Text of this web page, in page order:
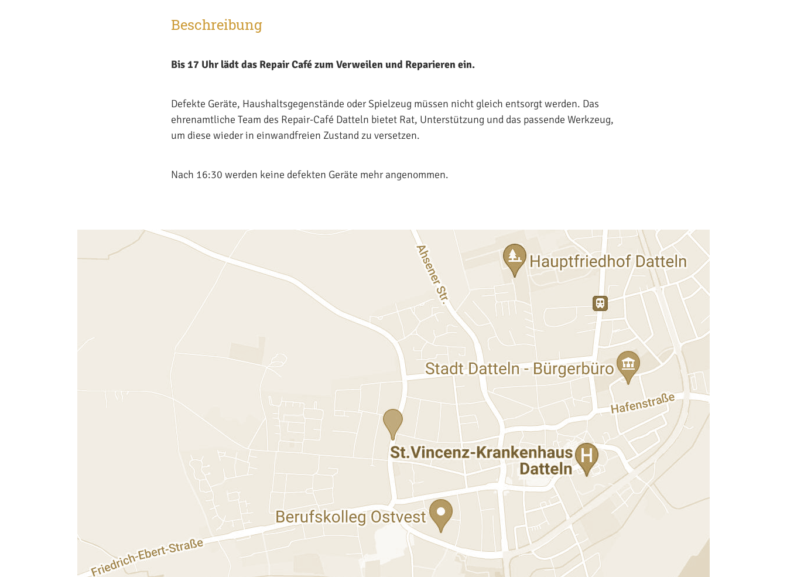
Beschreibung
Bis 17 Uhr lädt das Repair Café zum Verweilen und Reparieren ein.
Defekte Geräte, Haushaltsgegenstände oder Spielzeug müssen nicht gleich entsorgt werden. Das
ehrenamtliche Team des Repair-Café Datteln bietet Rat, Unterstützung und das passende Werkzeug,
um diese wieder in einwandfreien Zustand zu versetzen.
Nach 16:30 werden keine defekten Geräte mehr angenommen.